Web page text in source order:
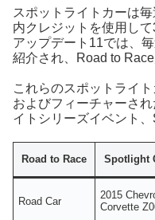
スポットライトカーは
内クレジットを使用し
アップデート11では、
紹介され、Road to
これらのスポットライ
およびフィーチャーさ
イトシリーズイベント
Road to Race Spotlight
Road Car
2015
Corvette